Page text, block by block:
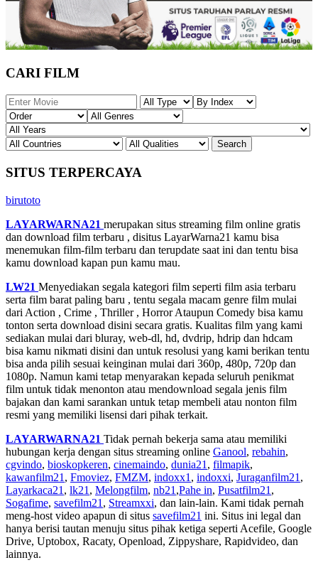
CARI FILM
SITUS TERPERCAYA
birutoto
LAYARWARNA21 merupakan situs streaming film online gratis
dan download film terbaru , disitus LayarWarna21 kamu bisa
menemukan film-film terbaru dan terupdate saat ini dan tentu bisa
kamu download kapan pun kamu mau.
LW21 Menyediakan segala kategori film seperti film asia terbaru
serta film barat paling baru , tentu segala macam genre film mulai
dari Action , Crime , Thriller , Horror Ataupun Comedy bisa kamu
tonton serta download disini secara gratis. Kualitas film yang kami
sediakan mulai dari bluray, web-dl, hd, dvdrip, hdrip dan hdcam
bisa kamu nikmati disini dan untuk resolusi yang kami berikan tentu
bisa anda pilih sesuai keinginan mulai dari 360p, 480p, 720p dan
1080p. Namun kami tetap menyarakan kepada seluruh penikmat
film untuk tidak menonton atau mendownload segala jenis film
bajakan dan kami sarankan untuk tetap membeli atau nonton film
resmi yang memiliki lisensi dari pihak terkait.
LAYARWARNA21 Tidak pernah bekerja sama atau memiliki
hubungan kerja dengan situs streaming online Ganool, rebahin,
cgvindo, bioskopkeren, cinemaindo, dunia21 , filmapik,
kawanfilm21 , Fmoviez, FMZM, indoxx1 , indoxxi, Juraganfilm21 ,
Layarkaca21 , lk21 , Melongfilm, nb21 ,Pahe in, Pusatfilm21 ,
Sogafime, savefilm21 , Streamxxi, dan lain-lain. Kami tidak pernah
meng-host video apapun di situs savefilm21 ini. Situs ini legal dan
hanya berisi tautan menuju situs pihak ketiga seperti Acefile, Google
Drive, Uptobox, Racaty, Openload, Zippyshare, Rapidvideo, dan
lainnya.